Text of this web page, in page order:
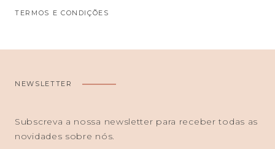
TERMOS E CONDIÇÕES
NEWSLETTER
Subscreva a nossa newsletter para receber todas as
novidades sobre nós.